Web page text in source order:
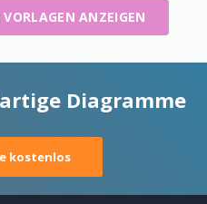
ANZEIGEN
Diagramme
kostenlos